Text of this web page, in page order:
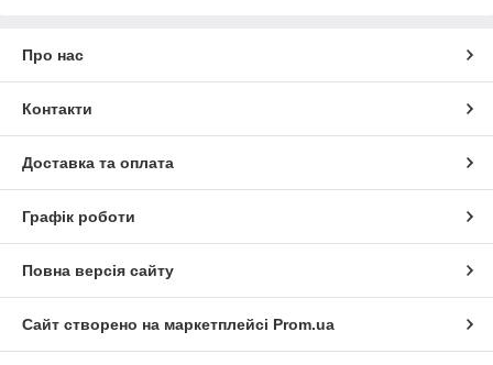
Про нас
Контакти
Доставка та оплата
Графік роботи
Повна версія сайту
Сайт створено на маркетплейсі Prom.ua